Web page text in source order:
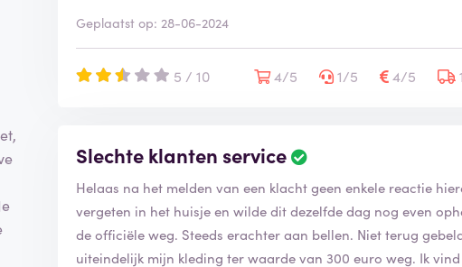
Geplaatst op: 28-06-2024
5 / 10 4/5 1/5 4/5
Slechte klanten service
Helaas na het melden van een klacht geen enkele reactie
vergeten in het huisje en wilde dit dezelfde dag nog even
de officiële weg. Steeds erachter aan bellen. Niet terug
uiteindelijk mijn kleding ter waarde van 300 euro weg. Ik